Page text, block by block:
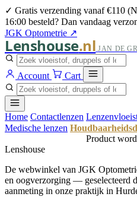
✓ Gratis verzending vanaf €110
16:00 besteld? Dan vandaag
JGK Optometrie ↗
Lenshouse.nl JAN DE
Account Cart
Home Contactlenzen
Medische lenzen
Product
Lenshouse
De webwinkel van JGK
en oogverzorging — geselecteerd
aanmeting in onze praktijk in